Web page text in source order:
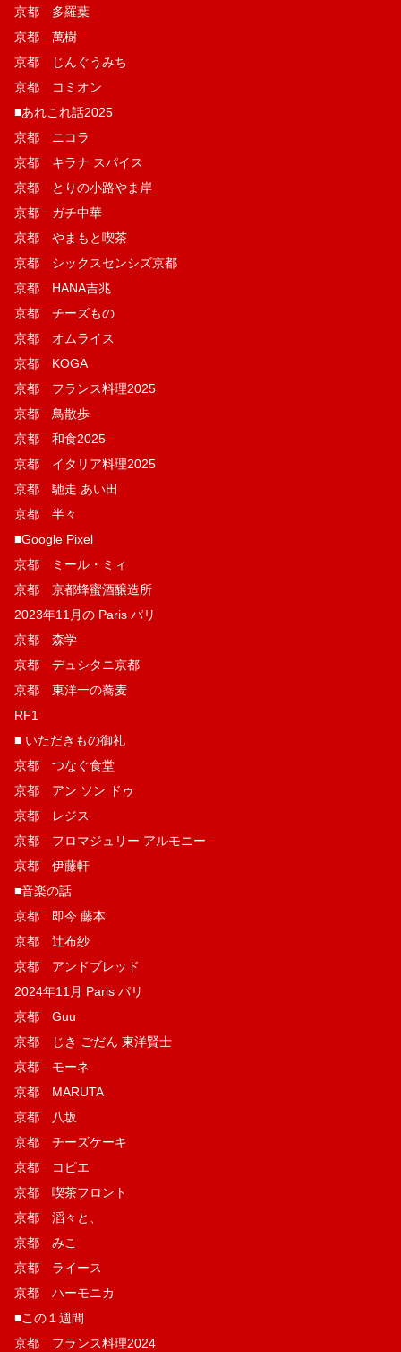
京都 多羅葉
京都 萬樹
京都 じんぐうみち
京都 コミオン
■あれこれ話2025
京都 ニコラ
京都 キラナ スパイス
京都 とりの小路やま岸
京都 ガチ中華
京都 やまもと喫茶
京都 シックスセンシズ京都
京都 HANA吉兆
京都 チーズもの
京都 オムライス
京都 KOGA
京都 フランス料理2025
京都 鳥散歩
京都 和食2025
京都 イタリア料理2025
京都 馳走 あい田
京都 半々
■Google Pixel
京都 ミール・ミィ
京都 京都蜂蜜酒醸造所
2023年11月の Paris パリ
京都 森学
京都 デュシタニ京都
京都 東洋一の蕎麦
RF1
■ いただきもの御礼
京都 つなぐ食堂
京都 アン ソン ドゥ
京都 レジス
京都 フロマジュリー アルモニー
京都 伊藤軒
■音楽の話
京都 即今 藤本
京都 辻布紗
京都 アンドブレッド
2024年11月 Paris パリ
京都 Guu
京都 じき ごだん 東洋賢士
京都 モーネ
京都 MARUTA
京都 八坂
京都 チーズケーキ
京都 コピエ
京都 喫茶フロント
京都 滔々と、
京都 みこ
京都 ライース
京都 ハーモニカ
■この１週間
京都 フランス料理2024